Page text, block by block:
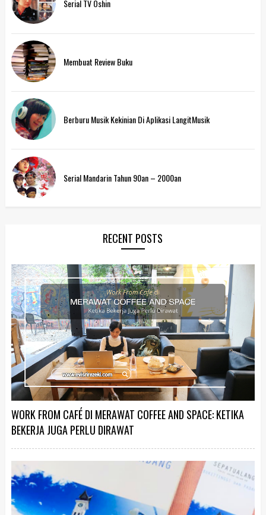
Serial TV Oshin
Membuat Review Buku
Berburu Musik Kekinian Di Aplikasi LangitMusik
Serial Mandarin Tahun 90an – 2000an
RECENT POSTS
WORK FROM CAFÉ DI MERAWAT COFFEE AND SPACE: KETIKA
BEKERJA JUGA PERLU DIRAWAT